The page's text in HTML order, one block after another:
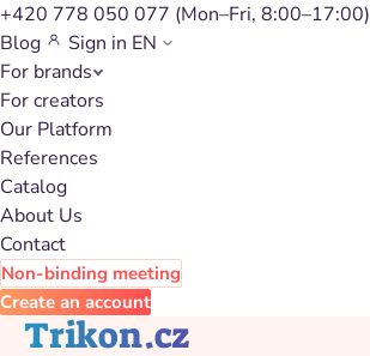
+420 778 050 077 (Mon–Fri, 8:00–17:00)
Blog
Sign in EN
For brands
For creators
Our Platform
References
Catalog
About Us
Contact
Non-binding meeting
Create an account
Back to catalog
Trikon.cz